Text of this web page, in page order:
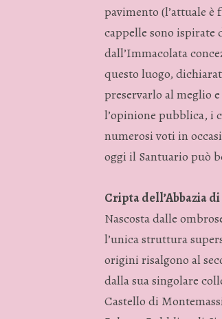
pavimento (l’attuale
cappelle sono ispirate
dall’Immacolata
questo luogo,
preservarlo al meglio
l’opinione pubblica, i
numerosi voti in
oggi il Santuario può
Cripta dell’Abbazia di
Nascosta dalle
l’unica struttura
origini risalgono al
dalla sua singolare
Castello di